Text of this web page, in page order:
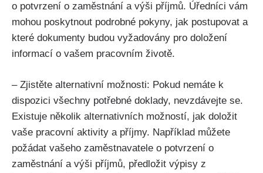
o potvrzení o zaměstnání a výši příjmů. Úředníci vám
mohou poskytnout podrobné pokyny, jak postupovat a
které dokumenty budou vyžadovány pro doložení
informací o vašem pracovním životě.
– Zjistěte alternativní možnosti: Pokud nemáte k
dispozici všechny potřebné doklady, nevzdávejte se.
Existuje několik alternativních možností, jak doložit
vaše pracovní aktivity a příjmy. Například můžete
požádat vašeho zaměstnavatele o potvrzení o
zaměstnání a výši příjmů, předložit výpisy z